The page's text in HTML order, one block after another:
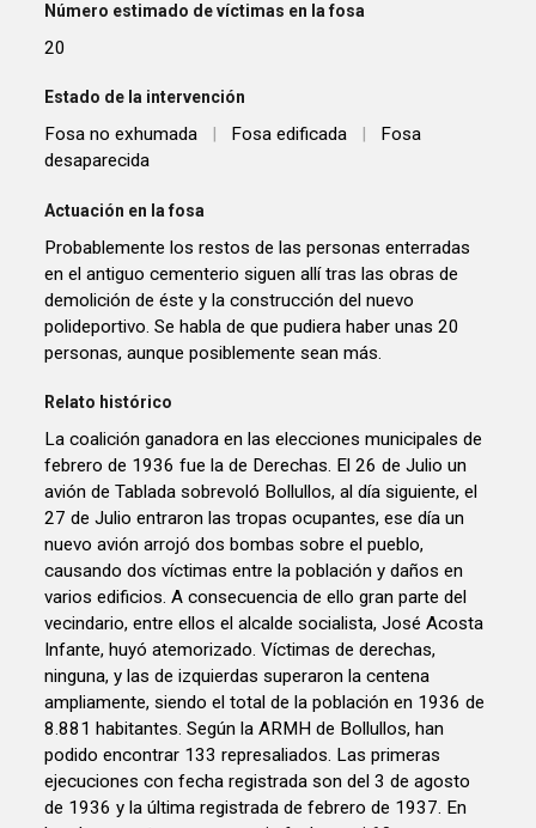
Número estimado de víctimas en la fosa
20
Estado de la intervención
Fosa no exhumada | Fosa edificada |
Fosa
desaparecida
Actuación en la fosa
Probablemente los restos de las personas enterradas
en el antiguo cementerio siguen allí tras las obras de
demolición de éste y la construcción del nuevo
polideportivo. Se habla de que pudiera haber unas 20
personas, aunque posiblemente sean más.
Relato histórico
La coalición ganadora en las elecciones municipales de
febrero de 1936 fue la de Derechas. El 26 de Julio un
avión de Tablada sobrevoló Bollullos, al día siguiente, el
27 de Julio entraron las tropas ocupantes, ese día un
nuevo avión arrojó dos bombas sobre el pueblo,
causando dos víctimas entre la población y daños en
varios edificios. A consecuencia de ello gran parte del
vecindario, entre ellos el alcalde socialista, José Acosta
Infante, huyó atemorizado. Víctimas de derechas,
ninguna, y las de izquierdas superaron la centena
ampliamente, siendo el total de la población en 1936 de
8.881 habitantes. Según la ARMH de Bollullos, han
podido encontrar 133 represaliados. Las primeras
ejecuciones con fecha registrada son del 3 de agosto
de 1936 y la última registrada de febrero de 1937. En